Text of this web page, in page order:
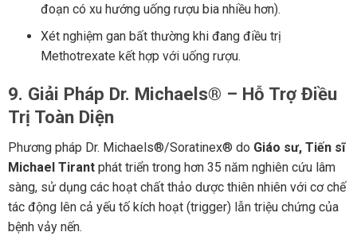
đoạn có xu hướng uống rượu bia nhiều hơn).
Xét nghiệm gan bất thường khi đang điều trị
Methotrexate kết hợp với uống rượu.
9. Giải Pháp Dr. Michaels® – Hỗ Trợ Điều
Trị Toàn Diện
Phương pháp Dr. Michaels®/Soratinex® do Giáo sư, Tiến sĩ
Michael Tirantphát triển trong hơn 35 năm nghiên cứu lâm
sàng, sử dụng các hoạt chất thảo dược thiên nhiên với cơ chế
tác động lên cả yếu tố kích hoạt (trigger) lẫn triệu chứng của
bệnh vảy nến.